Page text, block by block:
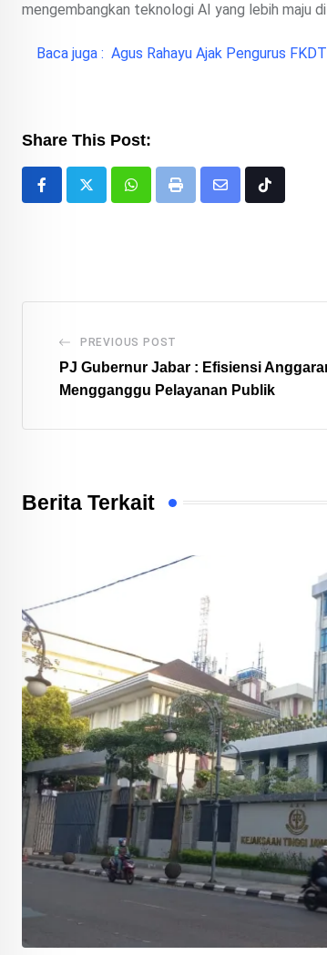
mengembangkan teknologi AI yang lebih maju
Baca juga : Agus Rahayu Ajak Pengurus
Share This Post:
WhatsappPrint
Share
Tiktok
PREVIOUS POST
PJ Gubernur Jabar : Efisiensi
Mengganggu Pelayanan Publik
Berita Terkait